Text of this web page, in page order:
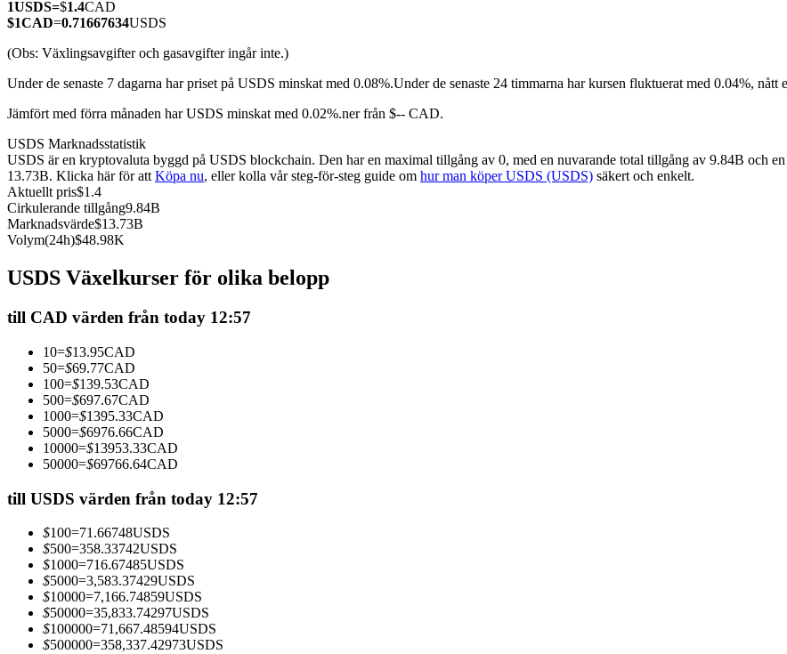
TradFi
Derivat för aktier, valuta, ädelmetaller och råvaror
USDC Futures
1USDS=$1.4CAD
$1CAD=0.71667634USDS
(Obs: Växlingsavgifter och gasavgifter ingår inte.)
Under de senaste 7 dagarna har priset på USDS minskat med 0.08%.Under de senaste 24 timmarna har kursen fluktuerat med 0.04%,
Jämfört med förra månaden har USDS minskat med 0.02%.ner från $-- CAD.
USDS Marknadsstatistik
USDS är en kryptovaluta byggd på USDS blockchain. Den har en maximal tillgång av 0, med en nuvarande total tillgång av 9.84B och
13.73B. Klicka här för att Köpa nu, eller kolla vår steg-för-steg guide om hur man köper USDS (USDS) säkert och enkelt.
Aktuellt pris$1.4
Cirkulerande tillgång9.84B
Marknadsvärde$13.73B
Volym(24h)$48.98K
USDS Växelkurser för olika belopp
till CAD värden från today 12:57
10=$13.95CAD
50=$69.77CAD
100=$139.53CAD
500=$697.67CAD
1000=$1395.33CAD
5000=$6976.66CAD
10000=$13953.33CAD
50000=$69766.64CAD
till USDS värden från today 12:57
$100=71.66748USDS
$500=358.33742USDS
$1000=716.67485USDS
$5000=3,583.37429USDS
$10000=7,166.74859USDS
$50000=35,833.74297USDS
$100000=71,667.48594USDS
$500000=358,337.42973USDS